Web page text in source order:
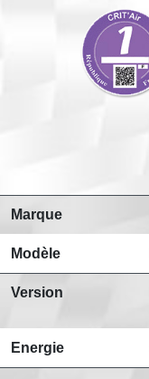
Marque
Modèle
Version
Energie